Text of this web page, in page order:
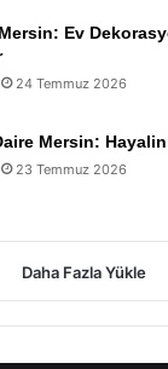
Ev
24 Temmuz 2026
Mersin:
23 Temmuz 2026
Daha Fazla Yükle